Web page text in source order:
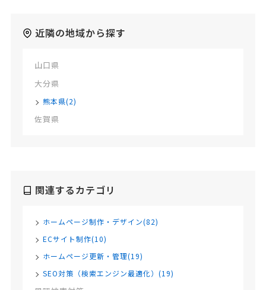
近隣の地域から探す
山口県
大分県
熊本県(2)
佐賀県
関連するカテゴリ
ホームページ制作・デザイン(82)
ECサイト制作(10)
ホームページ更新・管理(19)
SEO対策（検索エンジン最適化）(19)